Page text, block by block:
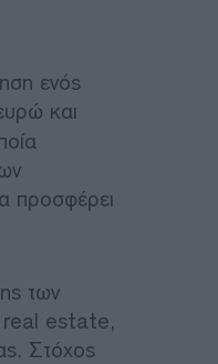
ενός
και
προσφέρει
των
real estate,
Στόχος